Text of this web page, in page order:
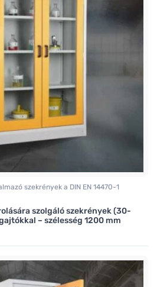
szekrények a DIN EN 14470-1
szolgáló szekrények (30-
– szélesség 1200 mm